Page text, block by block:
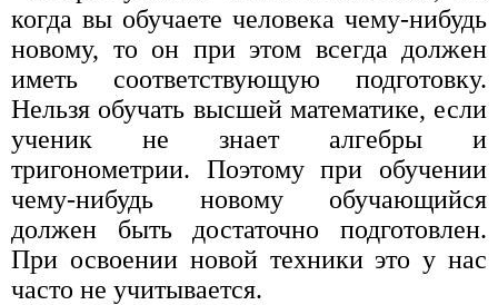
когда вы обучаете человека чему-нибудь
новому, то он при этом всегда должен
иметь соответствующую подготовку.
Нельзя обучать высшей математике, если
ученик не знает алгебры и
тригонометрии. Поэтому при обучении
чему-нибудь новому обучающийся
должен быть достаточно подготовлен.
При освоении новой техники это у нас
часто не учитывается.